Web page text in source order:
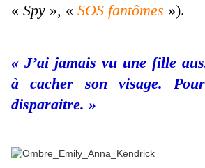
« Spy », « SOS fantômes »).
« J’ai jamais vu une fille
à cacher son visage.
disparaitre. »